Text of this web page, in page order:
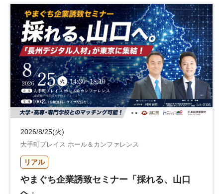
2026/8/25(火)
大手町プレイス ホール＆カンファレンス
リアル
やまぐち企業誘致セミナー「採れる、山口